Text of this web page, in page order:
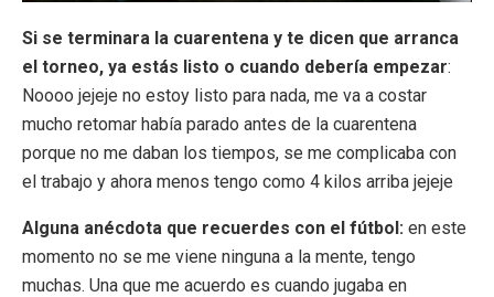
Si se terminara la cuarentena y te dicen que arranca
el torneo, ya estás listo o cuando debería empezar:
Noooo jejeje no estoy listo para nada, me va a costar
mucho retomar había parado antes de la cuarentena
porque no me daban los tiempos, se me complicaba con
el trabajo y ahora menos tengo como 4 kilos arriba jejeje
Alguna anécdota que recuerdes con el fútbol: en este
momento no se me viene ninguna a la mente, tengo
muchas. Una que me acuerdo es cuando jugaba en